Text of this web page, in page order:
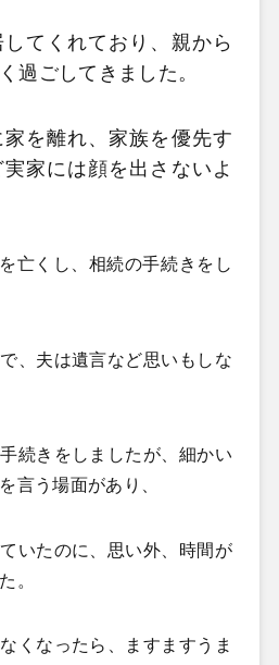
てくれており、 親から
過ごしてきました。
を離れ、家族を優先す
家には顔を出さないよ
亡くし、相続の手続きをし
、夫は遺言など思いもしな
続きをしましたが、細かい
言う場面があり、
いたのに、思い外、時間が
。
くなったら、ますますうま